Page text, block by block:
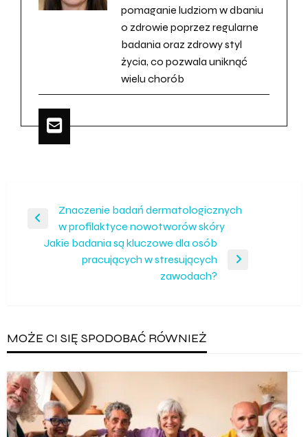
pomaganie ludziom w dbaniu
o zdrowie poprzez regularne
badania oraz zdrowy styl
życia, co pozwala uniknąć
wielu chorób
Nawigacja
wpisu
Poprzedni
wpis
Znaczenie badań dermatologicznych
w profilaktyce nowotworów skóry
Jakie badania są kluczowe dla osób
pracujących w stresujących
zawodach?
MOŻE CI SIĘ SPODOBAĆ RÓWNIEŻ